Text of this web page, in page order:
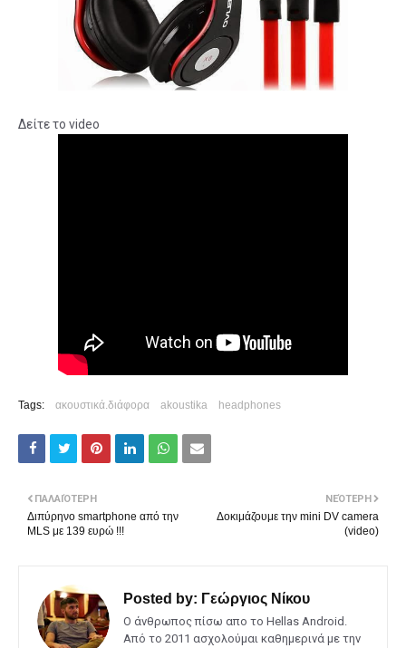
Δείτε το video
Tags: ακουστικά.διάφορα akoustika headphones
ΝΕΌΤΕΡΗ
Δοκιμάζουμε την mini DV camera
(video)
ΠΑΛΑΙΌΤΕΡΗ
Διπύρηνο smartphone από την
MLS με 139 ευρώ !!!
Posted by: Γεώργιος Νίκου
Ο άνθρωπος πίσω απο το Hellas Android.
Από το 2011 ασχολούμαι καθημερινά με την